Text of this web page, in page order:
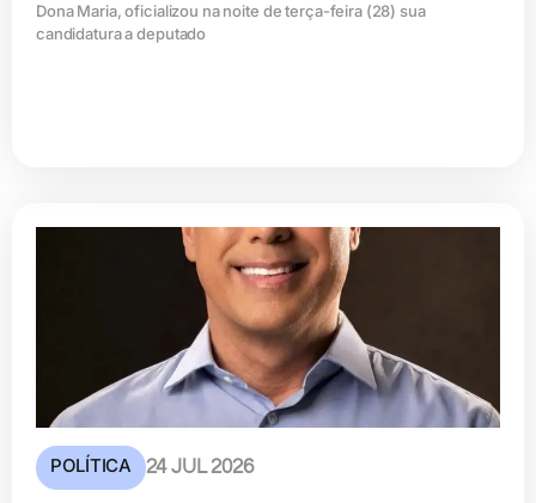
Dona Maria, oficializou na noite de terça-feira (28) sua
candidatura a deputado
POLÍTICA 24 JUL 2026